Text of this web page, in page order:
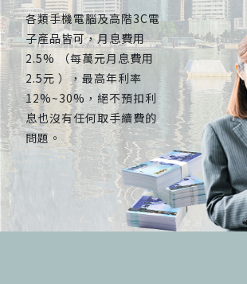
各類手機電腦及高階3C電
子產品皆可，月息費用
2.5% （每萬元月息費用
2.5元 ），最高年利率
12%~30%，絕不預扣利
息也沒有任何取手續費的
問題。